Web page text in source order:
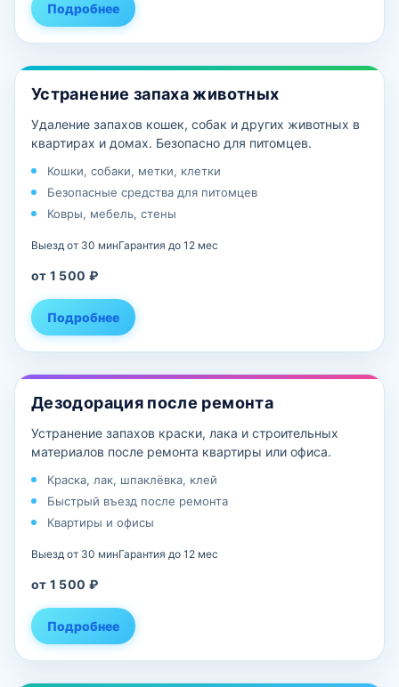
Подробнее
Устранение запаха животных
Удаление запахов кошек, собак и других животных в
квартирах и домах. Безопасно для питомцев.
Кошки, собаки, метки, клетки
Безопасные средства для питомцев
Ковры, мебель, стены
Выезд от 30 минГарантия до 12 мес
от 1 500 ₽
Подробнее
Дезодорация после ремонта
Устранение запахов краски, лака и строительных
материалов после ремонта квартиры или офиса.
Краска, лак, шпаклёвка, клей
Быстрый въезд после ремонта
Квартиры и офисы
Выезд от 30 минГарантия до 12 мес
от 1 500 ₽
Подробнее